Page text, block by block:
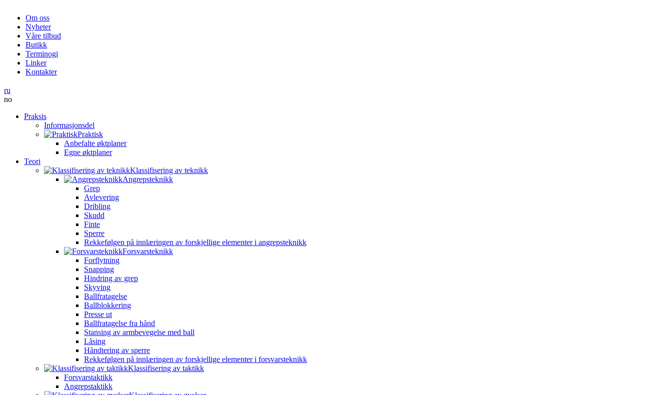
Om oss
Nyheter
Våre tilbud
Butikk
Terminogi
Linker
Kontakter
ru
no
Praksis
Informasjonsdel
Praktisk
Anbefalte øktplaner
Egne øktplaner
Teori
Klassifisering av teknikk
Angrepsteknikk
Grep
Avlevering
Dribling
Skudd
Finte
Sperre
Rekkefølgen på innlæringen av forskjellige elementer i angrepsteknikk
Forsvarsteknikk
Forflytning
Snapping
Hindring av grep
Skyving
Ballfratagelse
Ballblokkering
Presse ut
Ballfratagelse fra hånd
Stansing av armbevegelse med ball
Låsing
Håndtering av sperre
Rekkefølgen på innlæringen av forskjellige elementer i forsvarsteknikk
Klassifisering av taktikk
Forsvarstaktikk
Angrepstaktikk